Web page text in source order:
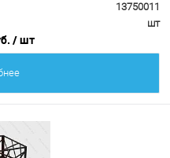
13750011
шт
/ шт